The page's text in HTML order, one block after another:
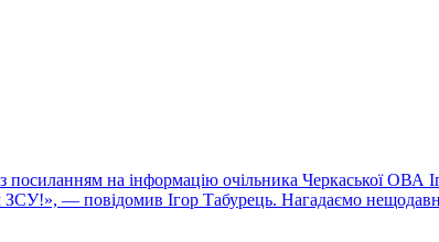
посиланням на інформацію очільника Черкаської ОВА
— повідомив Ігор Табурець. Нагадаємо